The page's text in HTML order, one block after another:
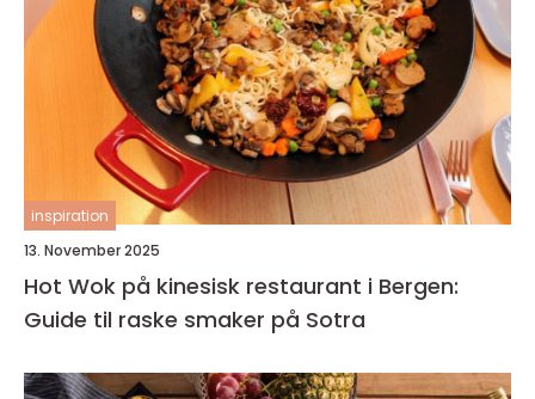
inspiration
13. November 2025
Hot Wok på kinesisk restaurant i Bergen:
Guide til raske smaker på Sotra